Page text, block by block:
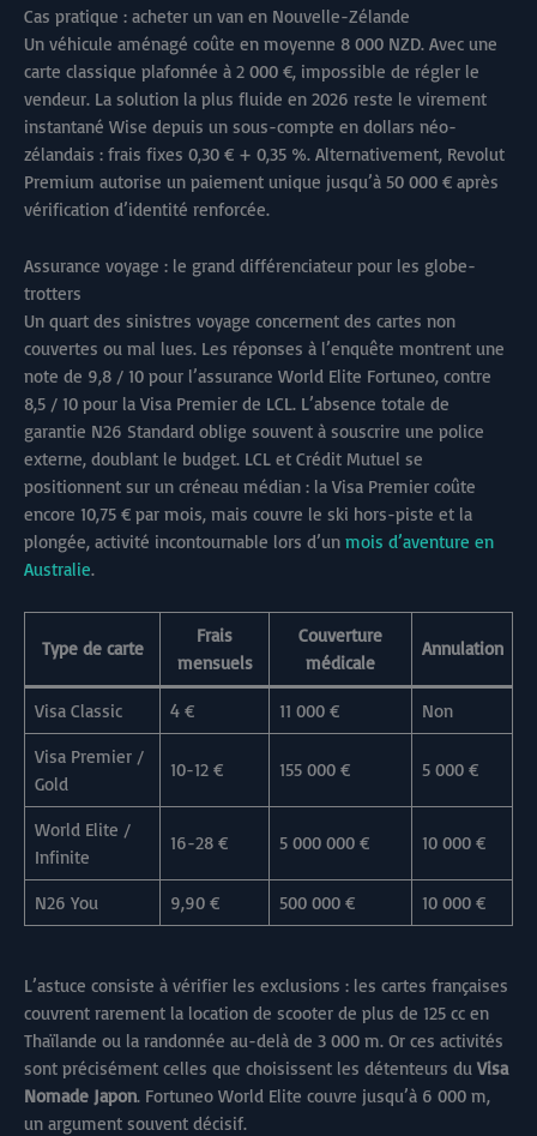
Cas pratique : acheter un van en Nouvelle-Zélande
Un véhicule aménagé coûte en moyenne 8 000 NZD. Avec une
carte classique plafonnée à 2 000 €, impossible de régler le
vendeur. La solution la plus fluide en 2026 reste le virement
instantané Wise depuis un sous-compte en dollars néo-
zélandais : frais fixes 0,30 € + 0,35 %. Alternativement, Revolut
Premium autorise un paiement unique jusqu’à 50 000 € après
vérification d’identité renforcée.
Assurance voyage : le grand différenciateur pour les globe-
trotters
Un quart des sinistres voyage concernent des cartes non
couvertes ou mal lues. Les réponses à l’enquête montrent une
note de 9,8 / 10 pour l’assurance World Elite Fortuneo, contre
8,5 / 10 pour la Visa Premier de LCL. L’absence totale de
garantie N26 Standard oblige souvent à souscrire une police
externe, doublant le budget. LCL et Crédit Mutuel se
positionnent sur un créneau médian : la Visa Premier coûte
encore 10,75 € par mois, mais couvre le ski hors-piste et la
plongée, activité incontournable lors d’un mois d’aventure en
Australie.
Type de carte
Frais
mensuels
Couverture
médicale
Annulation
Visa Classic 4 € 11 000 €
Non
Visa Premier /
Gold
10-12 € 155 000 € 5 000 €
World Elite /
Infinite
16-28 € 5 000 000 € 10 000 €
N26 You 9,90 € 500 000 € 10 000 €
L’astuce consiste à vérifier les exclusions : les cartes françaises
couvrent rarement la location de scooter de plus de 125 cc en
Thaïlande ou la randonnée au-delà de 3 000 m. Or ces activités
sont précisément celles que choisissent les détenteurs du Visa
Nomade Japon. Fortuneo World Elite couvre jusqu’à 6 000 m,
un argument souvent décisif.